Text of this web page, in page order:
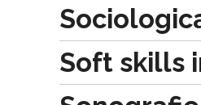
Soft skills